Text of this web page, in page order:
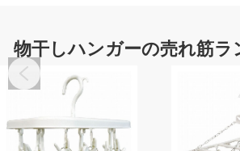
物干しハンガーの売れ筋ラ